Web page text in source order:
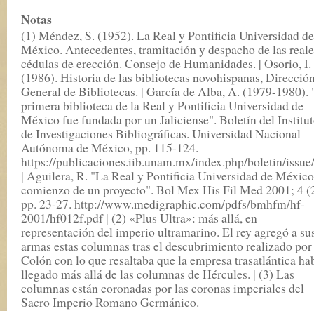
Notas
(1) Méndez, S. (1952). La Real y Pontificia Universidad de
México. Antecedentes, tramitación y despacho de las
cédulas de erección. Consejo de Humanidades. | Osorio, I.
(1986). Historia de las bibliotecas novohispanas,
General de Bibliotecas. | García de Alba, A. (1979-1980).
primera biblioteca de la Real y Pontificia Universidad de
México fue fundada por un Jaliciense". Boletín del
de Investigaciones Bibliográficas. Universidad Nacional
Autónoma de México, pp. 115-124.
https://publicaciones.iib.unam.mx/index.php/boletin/
| Aguilera, R. "La Real y Pontificia Universidad de
comienzo de un proyecto". Bol Mex His Fil Med 2001; 4
pp. 23-27. http://www.medigraphic.com/pdfs/bmhfm/hf-
2001/hf012f.pdf | (2) «Plus Ultra»: más allá, en
representación del imperio ultramarino. El rey agregó a
armas estas columnas tras el descubrimiento realizado por
Colón con lo que resaltaba que la empresa trasatlántica
llegado más allá de las columnas de Hércules. | (3) Las
columnas están coronadas por las coronas imperiales del
Sacro Imperio Romano Germánico.